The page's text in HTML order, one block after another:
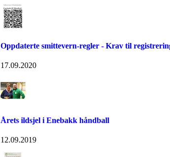
Oppdaterte smittevern-regler - Krav til
17.09.2020
Årets ildsjel i Enebakk håndball
12.09.2019